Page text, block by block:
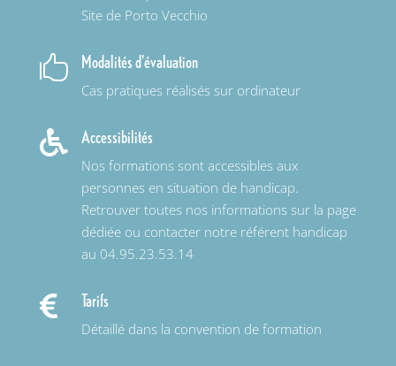
Site de Porto Vecchio
 Modalités d'évaluation
Cas pratiques réalisés sur ordinateur
 Accessibilités
Nos formations sont accessibles aux
personnes en situation de handicap.
Retrouver toutes nos informations sur la page
dédiée ou contacter notre référent handicap
au 04.95.23.53.14
 Tarifs
Détaillé dans la convention de formation